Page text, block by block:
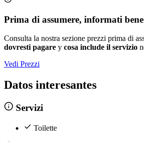
Prima di assumere, informati bene
Consulta la nostra sezione prezzi prima di
dovresti pagare y cosa include il servizio
Vedi Prezzi
Datos interesantes
Servizi
Toilette